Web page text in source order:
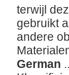
terwijl
gebruikt
andere
German